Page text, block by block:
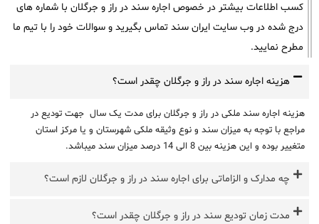
کسب اطلاعات بیشتر در خصوص اجاره سند در راز و جرگلان با شماره های
درج شده در وب سایت ایران سند تماس بگیرید و سوالات خود را با تیم ما
مطرح نمایید.
هزینه اجاره سند در راز و جرگلان چقدر است؟
هزینه اجاره سند ملکی در راز و جرگلان برای مدت یک سال جهت تودیع در
مراجع با توجه به میزان سند و نوع وثیقه ملکی شهرستان و یا مرکز استان
متغییر بوده و این هزینه بین 8 الی 14 درصد میزان سند میباشد.
چه مدارک و الزاماتی برای اجاره سند در راز و جرگلان لازم است؟
مدت زمان تودیع سند در راز و جرگلان چقدر است؟